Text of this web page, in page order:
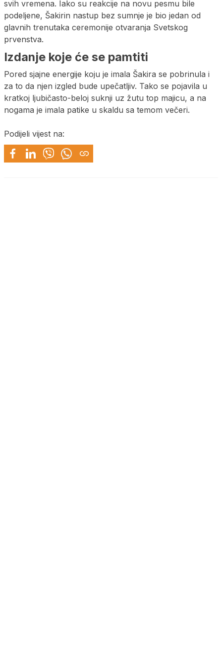
svih vremena. Iako su reakcije na novu pesmu bile
podeljene, Šakirin nastup bez sumnje je bio jedan od
glavnih trenutaka ceremonije otvaranja Svetskog
prvenstva.
Izdanje koje će se pamtiti
Pored sjajne energije koju je imala Šakira se pobrinula i
za to da njen izgled bude upečatljiv. Tako se pojavila u
kratkoj ljubičasto-beloj suknji uz žutu top majicu, a na
nogama je imala patike u skaldu sa temom večeri.
Podijeli vijest na: